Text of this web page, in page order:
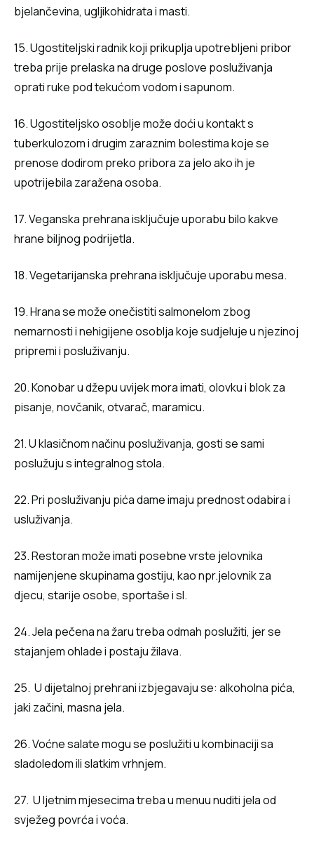
bjelančevina, ugljikohidrata i masti.
15. Ugostiteljski radnik koji prikuplja upotrebljeni pribor
treba prije prelaska na druge poslove posluživanja
oprati ruke pod tekućom vodom i sapunom.
16. Ugostiteljsko osoblje može doći u kontakt s
tuberkulozom i drugim zaraznim bolestima koje se
prenose dodirom preko pribora za jelo ako ih je
upotrijebila zaražena osoba.
17. Veganska prehrana isključuje uporabu bilo kakve
hrane biljnog podrijetla.
18. Vegetarijanska prehrana isključuje uporabu mesa.
19. Hrana se može onečistiti salmonelom zbog
nemarnosti i nehigijene osoblja koje sudjeluje u njezinoj
pripremi i posluživanju.
20. Konobar u džepu uvijek mora imati, olovku i blok za
pisanje, novčanik, otvarač, maramicu.
21. U klasičnom načinu posluživanja, gosti se sami
poslužuju s integralnog stola.
22. Pri posluživanju pića dame imaju prednost odabira i
usluživanja.
23. Restoran može imati posebne vrste jelovnika
namijenjene skupinama gostiju, kao npr.jelovnik za
djecu, starije osobe, sportaše i sl.
24. Jela pečena na žaru treba odmah poslužiti, jer se
stajanjem ohlade i postaju žilava.
25. U dijetalnoj prehrani izbjegavaju se: alkoholna pića,
jaki začini, masna jela.
26. Voćne salate mogu se poslužiti u kombinaciji sa
sladoledom ili slatkim vrhnjem.
27. U ljetnim mjesecima treba u menuu nuditi jela od
svježeg povrća i voća.